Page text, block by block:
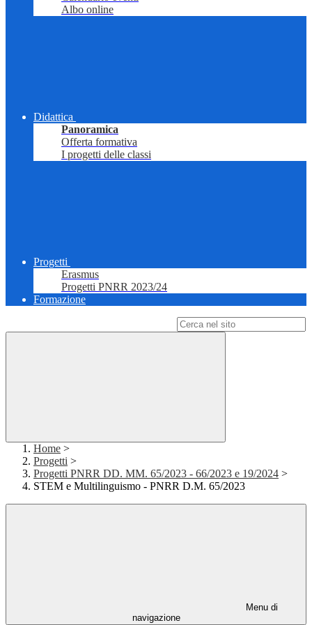
Albo online
Didattica
Panoramica
Offerta formativa
I progetti delle classi
Progetti
Erasmus
Progetti PNRR 2023/24
Formazione
Home >
Progetti >
Progetti PNRR DD. MM. 65/2023 - 66/2023 e 19/2024 >
STEM e Multilinguismo - PNRR D.M. 65/2023
Menu di
navigazione